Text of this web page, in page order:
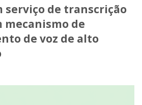
serviço de transcrição
mecanismo de
de voz de alto